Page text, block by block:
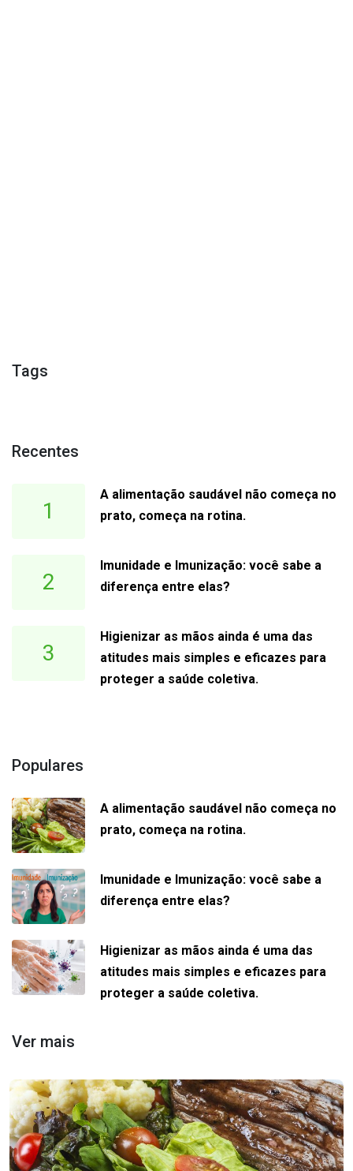
Tags
Recentes
1
A alimentação saudável não começa no
prato, começa na rotina.
2
Imunidade e Imunização: você sabe a
diferença entre elas?
3
Higienizar as mãos ainda é uma das
atitudes mais simples e eficazes para
proteger a saúde coletiva.
Populares
A alimentação saudável não começa no
prato, começa na rotina.
Imunidade e Imunização: você sabe a
diferença entre elas?
Higienizar as mãos ainda é uma das
atitudes mais simples e eficazes para
proteger a saúde coletiva.
Ver mais